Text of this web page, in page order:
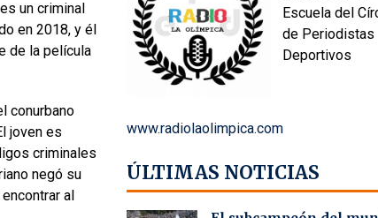
un criminal
en 2018, y él
de la película
conurbano
joven es
criminales
negó su
al
Escuela del
de Periodistas
Deportivos
www.radiolaolimpica.com
ÚLTIMAS NOTICIAS